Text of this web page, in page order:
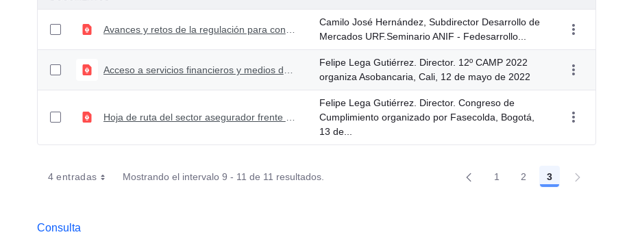
Camilo José Hernández, Subdirector Desarrollo de
Mercados URF.Seminario ANIF - Fedesarrollo...
Felipe Lega Gutiérrez. Director. 12º CAMP 2022
organiza Asobancaria, Cali, 12 de mayo de 2022
Felipe Lega Gutiérrez. Director. Congreso de
Cumplimiento organizado por Fasecolda, Bogotá,
13 de...
4 entradas Mostrando el intervalo 9 - 11 de 11 resultados. Página
1 Página
2 Página
3
Consulta